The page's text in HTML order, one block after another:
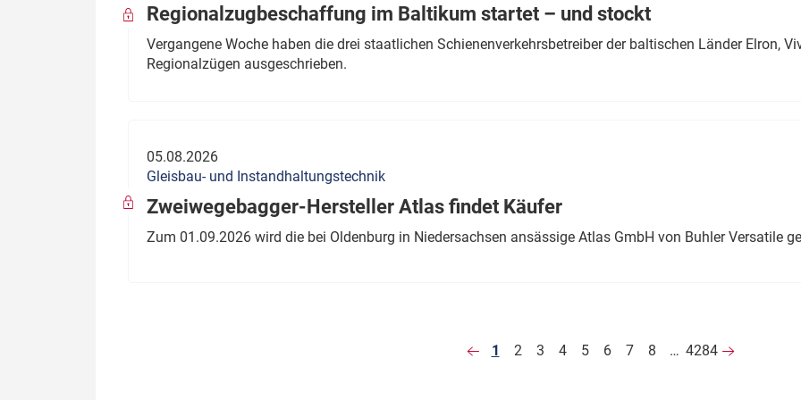
Regionalzugbeschaffung im Baltikum startet – und stockt
Vergangene Woche haben die drei staatlichen Schienenverkehrsbetreiber der baltischen Länder Elron,
Regionalzügen ausgeschrieben.
05.08.2026
Gleisbau- und Instandhaltungstechnik
Zweiwegebagger-Hersteller Atlas findet Käufer
Zum 01.09.2026 wird die bei Oldenburg in Niedersachsen ansässige Atlas GmbH von Buhler Versatile
1 2 3 4 5 6 7 8 … 4284